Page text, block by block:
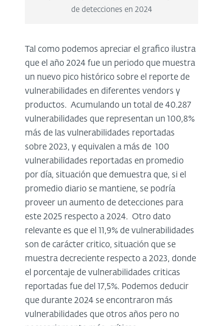
de detecciones en 2024
Tal como podemos apreciar el grafico ilustra
que el año 2024 fue un periodo que muestra
un nuevo pico histórico sobre el reporte de
vulnerabilidades en diferentes vendors y
productos. Acumulando un total de 40.287
vulnerabilidades que representan un 100,8%
más de las vulnerabilidades reportadas
sobre 2023, y equivalen a más de 100
vulnerabilidades reportadas en promedio
por día, situación que demuestra que, si el
promedio diario se mantiene, se podría
proveer un aumento de detecciones para
este 2025 respecto a 2024. Otro dato
relevante es que el 11,9% de vulnerabilidades
son de carácter critico, situación que se
muestra decreciente respecto a 2023, donde
el porcentaje de vulnerabilidades criticas
reportadas fue del 17,5%. Podemos deducir
que durante 2024 se encontraron más
vulnerabilidades que otros años pero no